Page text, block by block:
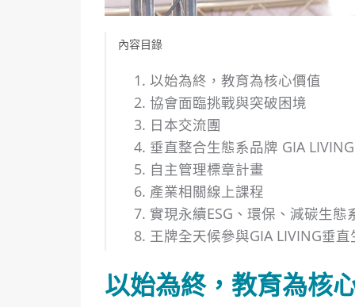
內容目錄
以始為終，教育為核心價值
協會面臨挑戰與突破困境
日本交流團
垂直整合生態系品牌 GIA LIVING
自主管理標章計畫
產業相關線上課程
實現永續ESG、環保、減碳生態
王牌全天候參與GIA LIVING垂
以始為終，教育為核